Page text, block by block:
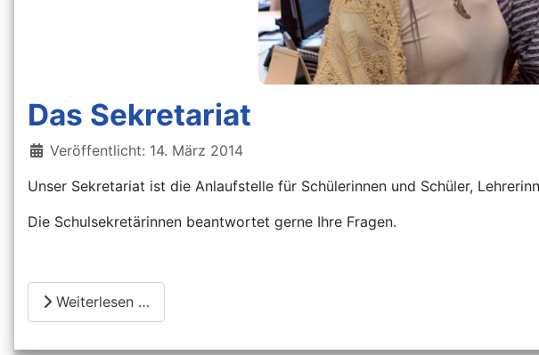
Das Sekretariat
Details
Veröffentlicht: 14. März 2014
Unser Sekretariat ist die Anlaufstelle für Schülerinnen und Schüler,
Die Schulsekretärinnen beantwortet gerne Ihre Fragen.
Weiterlesen …